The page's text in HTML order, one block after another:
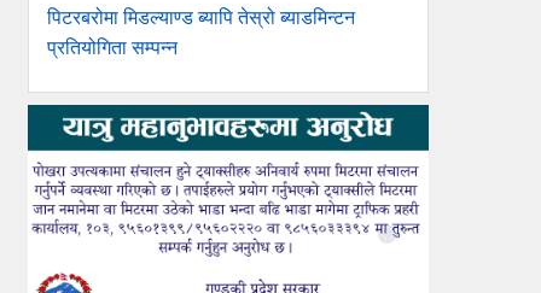
पिटरबरोमा मिडल्याण्ड ब्यापि तेस्रो ब्याडमिन्टन
प्रतियोगिता सम्पन्न